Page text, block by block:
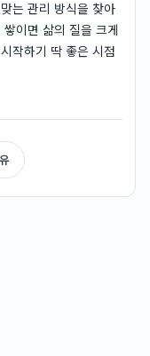
는 관리 방식을 찾아
이면 삶의 질을 크게
작하기 딱 좋은 시점